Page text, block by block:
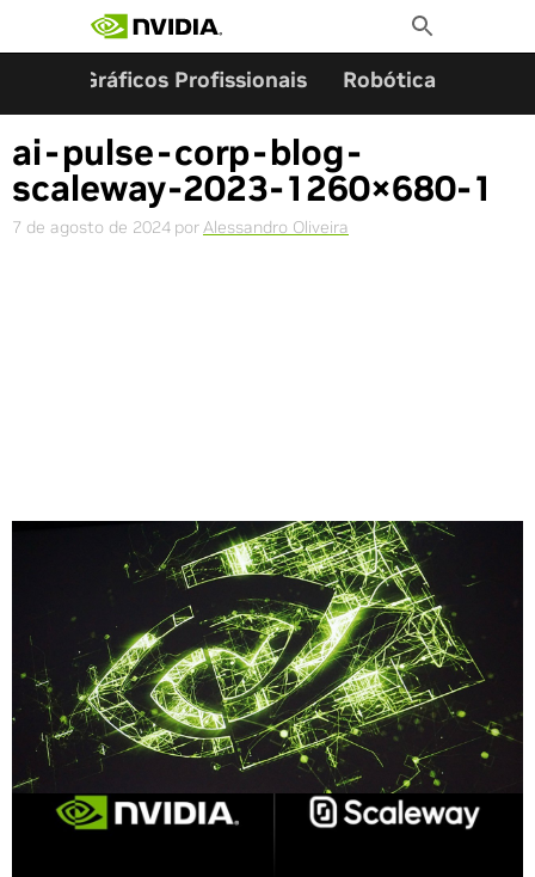
Toggle
Search
Gráficos Profissionais Robótica
ai-pulse-corp-blog-
scaleway-2023-1260×680-1
7 de agosto de 2024 por Alessandro Oliveira
Compartilhe